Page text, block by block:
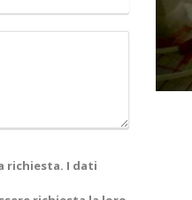
richiesta. I dati